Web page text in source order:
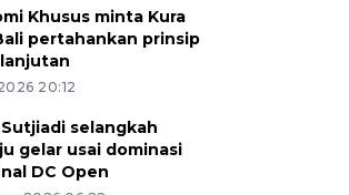
Khusus minta Kura
pertahankan prinsip
20:12
selangkah
gelar usai dominasi
DC Open